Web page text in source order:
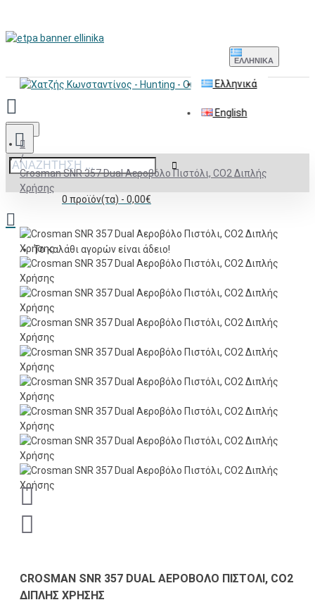
ΕΛΛΗΝΙΚΆ
Ελληνικά
English
Menu
0 προϊόν(τα) - 0,00€
Το καλάθι αγορών είναι άδειο!
Crosman SNR 357 Dual Αεροβόλο Πιστόλι, CO2 Διπλής
Χρήσης
CROSMAN SNR 357 DUAL ΑΕΡΟΒΌΛΟ ΠΙΣΤΌΛΙ, CO2
ΔΙΠΛΉΣ ΧΡΉΣΗΣ